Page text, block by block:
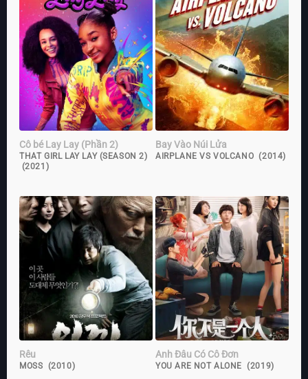
Cô bé Lay Lay (Phần 2)
THAT GIRL LAY LAY (SEASON 2)
(2021)
Bay Vào Núi Lửa
AIRPLANE VS VOLCANO (2014)
Rêu
MOSS (2010)
Anh Đâu Có Cô Đơn
YOU ARE NOT ALONE (2019)